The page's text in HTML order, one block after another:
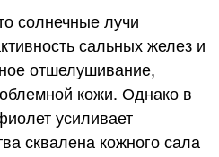
солнечные лучи
сальных желез и
отшелушивание,
кожи. Однако в
усиливает
сквалена кожного сала